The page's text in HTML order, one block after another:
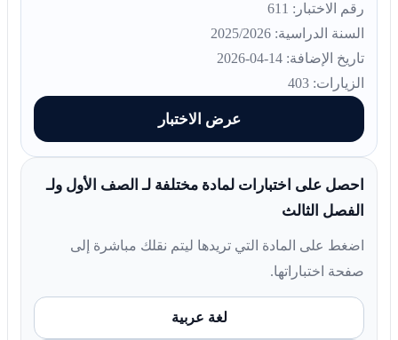
رقم الاختبار: 611
السنة الدراسية: 2025/2026
تاريخ الإضافة: 14-04-2026
الزيارات: 403
عرض الاختبار
احصل على اختبارات لمادة مختلفة لـ الصف الأول ولـ
الفصل الثالث
اضغط على المادة التي تريدها ليتم نقلك مباشرة إلى
صفحة اختباراتها.
لغة عربية